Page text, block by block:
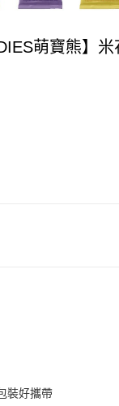
萌寶熊】
裝好攜帶